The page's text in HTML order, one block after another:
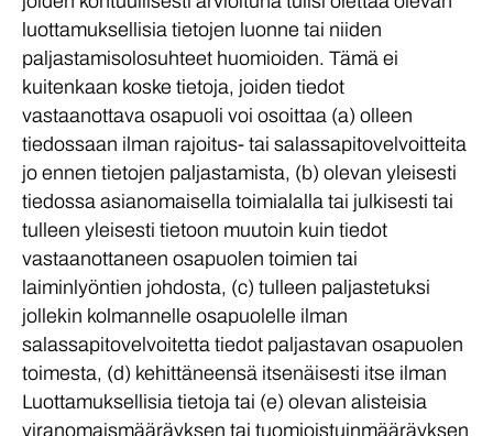
luottamuksellisia tietojen luonne tai niiden
paljastamisolosuhteet huomioiden. Tämä ei
kuitenkaan koske tietoja, joiden tiedot
vastaanottava osapuoli voi osoittaa (a) olleen
tiedossaan ilman rajoitus- tai salassapitovelvoitteita
jo ennen tietojen paljastamista, (b) olevan yleisesti
tiedossa asianomaisella toimialalla tai julkisesti tai
tulleen yleisesti tietoon muutoin kuin tiedot
vastaanottaneen osapuolen toimien tai
laiminlyöntien johdosta, (c) tulleen paljastetuksi
jollekin kolmannelle osapuolelle ilman
salassapitovelvoitetta tiedot paljastavan osapuolen
toimesta, (d) kehittäneensä itsenäisesti itse ilman
Luottamuksellisia tietoja tai (e) olevan alisteisia
viranomaismääräyksen tai tuomioistuinmääräyksen